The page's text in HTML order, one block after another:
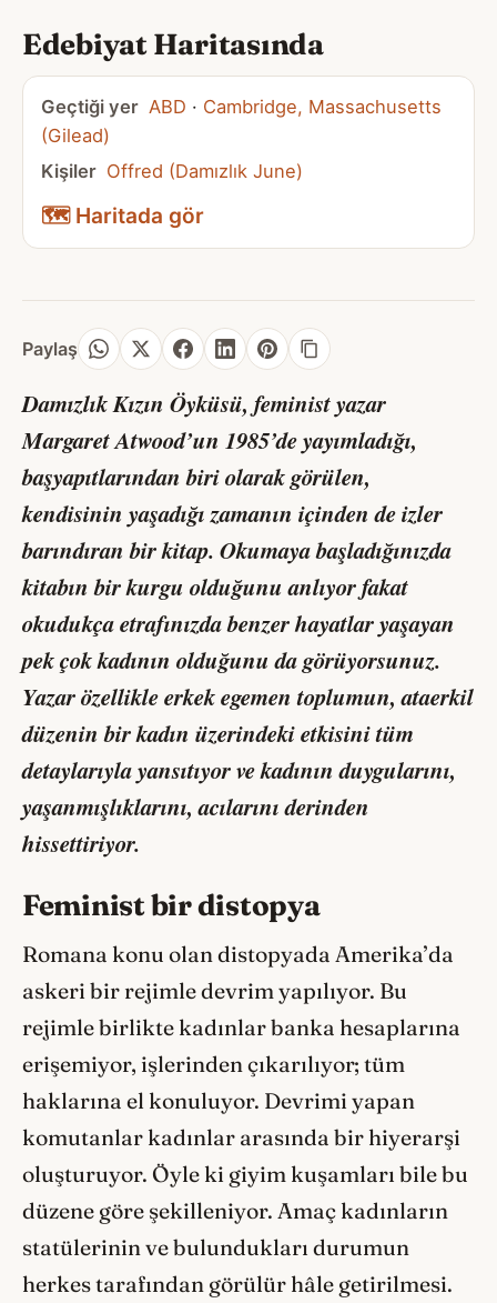
Edebiyat Haritasında
Geçtiği yer ABD · Cambridge, Massachusetts
(Gilead)
Kişiler Offred (Damızlık June)
🗺️ Haritada gör
Paylaş
Damızlık Kızın Öyküsü, feminist yazar
Margaret Atwood’un 1985’de yayımladığı,
başyapıtlarından biri olarak görülen,
kendisinin yaşadığı zamanın içinden de izler
barındıran bir kitap. Okumaya başladığınızda
kitabın bir kurgu olduğunu anlıyor fakat
okudukça etrafınızda benzer hayatlar yaşayan
pek çok kadının olduğunu da görüyorsunuz.
Yazar özellikle erkek egemen toplumun, ataerkil
düzenin bir kadın üzerindeki etkisini tüm
detaylarıyla yansıtıyor ve kadının duygularını,
yaşanmışlıklarını, acılarını derinden
hissettiriyor.
Feminist bir distopya
Romana konu olan distopyada Amerika’da
askeri bir rejimle devrim yapılıyor. Bu
rejimle birlikte kadınlar banka hesaplarına
erişemiyor, işlerinden çıkarılıyor; tüm
haklarına el konuluyor. Devrimi yapan
komutanlar kadınlar arasında bir hiyerarşi
oluşturuyor. Öyle ki giyim kuşamları bile bu
düzene göre şekilleniyor. Amaç kadınların
statülerinin ve bulundukları durumun
herkes tarafından görülür hâle getirilmesi.